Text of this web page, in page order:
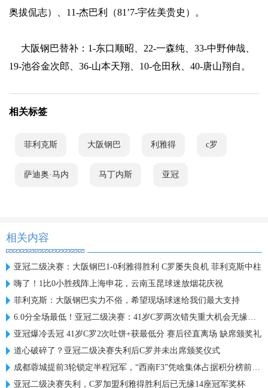
奥拔侃志）、11-杰巴利（81’7-宇佐美贵史）。
大阪钢巴替补：1-东口顺昭、22-一森纯、33-中野伸哉、
19-池谷金次郎、36-山本天翔、10-仓田秋、40-唐山翔自。
相关标签
菲利克斯 大阪钢巴 利雅得 c罗
萨迪奥·马内 马丁内斯 亚冠
相关内容
亚冠二级决赛：大阪钢巴1-0利雅得胜利 C罗屡失良机 菲利克斯中柱
嗨了！1比0小胜残阵上海申花，云南玉昆球迷放烟花庆祝
菲利克斯：大阪钢巴实力不俗，希望现场球迷给我们最大支持
6.0分全场最低！亚冠二级决赛：41岁C罗两次错失重大机会无缘首冠
亚冠爆冷丢冠 41岁C罗2次吐饼+获最低分 赛后径直离场 缺席颁奖礼
道心破碎了？亚冠二级决赛失利后C罗并未出席颁奖仪式
成都蓉城提前3轮锁定半程冠军，“西南F3”凭啥集体占据积分榜前三？
亚冠二级决赛失利，C罗加盟利雅得胜利后已无缘14座冠军奖杯